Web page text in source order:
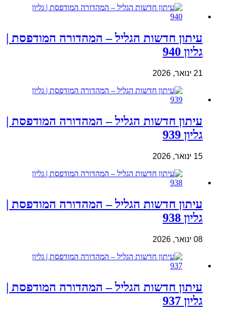
עיתון חדשות הגליל – המהדורה המודפסת |
גליון 940
21 ינואר, 2026
עיתון חדשות הגליל – המהדורה המודפסת |
גליון 939
15 ינואר, 2026
עיתון חדשות הגליל – המהדורה המודפסת |
גליון 938
08 ינואר, 2026
עיתון חדשות הגליל – המהדורה המודפסת |
גליון 937